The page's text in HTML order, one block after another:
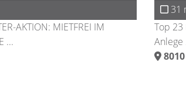
AKTION: MIETFREI IM
...
31
Top 23
Anlege
8010